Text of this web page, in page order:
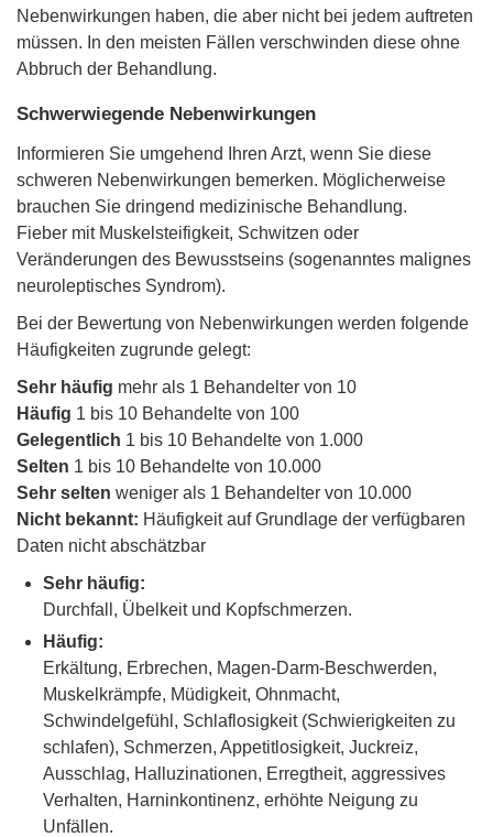
Nebenwirkungen haben, die aber nicht bei jedem auftreten
müssen. In den meisten Fällen verschwinden diese ohne
Abbruch der Behandlung.
Schwerwiegende Nebenwirkungen
Informieren Sie umgehend Ihren Arzt, wenn Sie diese
schweren Nebenwirkungen bemerken. Möglicherweise
brauchen Sie dringend medizinische Behandlung.
Fieber mit Muskelsteifigkeit, Schwitzen oder
Veränderungen des Bewusstseins (sogenanntes malignes
neuroleptisches Syndrom).
Bei der Bewertung von Nebenwirkungen werden folgende
Häufigkeiten zugrunde gelegt:
Sehr häufig mehr als 1 Behandelter von 10
Häufig 1 bis 10 Behandelte von 100
Gelegentlich 1 bis 10 Behandelte von 1.000
Selten 1 bis 10 Behandelte von 10.000
Sehr selten weniger als 1 Behandelter von 10.000
Nicht bekannt: Häufigkeit auf Grundlage der verfügbaren
Daten nicht abschätzbar
Sehr häufig:
Durchfall, Übelkeit und Kopfschmerzen.
Häufig:
Erkältung, Erbrechen, Magen-Darm-Beschwerden,
Muskelkrämpfe, Müdigkeit, Ohnmacht,
Schwindelgefühl, Schlaflosigkeit (Schwierigkeiten zu
schlafen), Schmerzen, Appetitlosigkeit, Juckreiz,
Ausschlag, Halluzinationen, Erregtheit, aggressives
Verhalten, Harninkontinenz, erhöhte Neigung zu
Unfällen.